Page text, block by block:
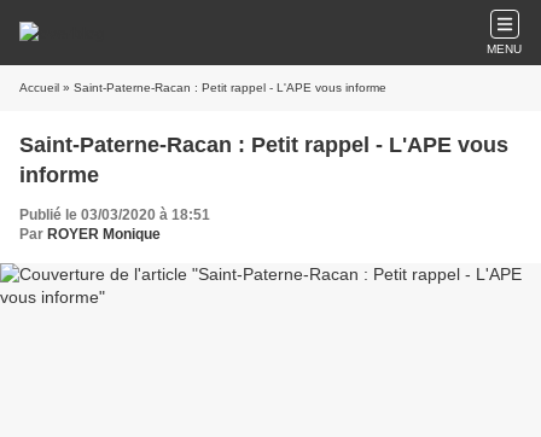
MENU
Accueil » Saint-Paterne-Racan : Petit rappel - L'APE vous informe
Saint-Paterne-Racan : Petit rappel - L'APE vous
informe
Publié le 03/03/2020 à 18:51
Par ROYER Monique